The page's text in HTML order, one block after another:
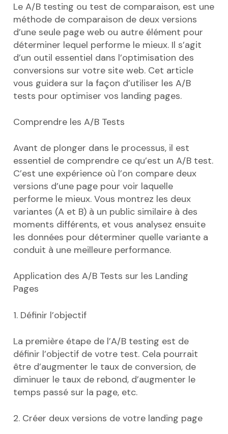
Le A/B testing ou test de comparaison, est une
méthode de comparaison de deux versions
d’une seule page web ou autre élément pour
déterminer lequel performe le mieux. Il s’agit
d’un outil essentiel dans l’optimisation des
conversions sur votre site web. Cet article
vous guidera sur la façon d’utiliser les A/B
tests pour optimiser vos landing pages.
Comprendre les A/B Tests
Avant de plonger dans le processus, il est
essentiel de comprendre ce qu’est un A/B test.
C’est une expérience où l’on compare deux
versions d’une page pour voir laquelle
performe le mieux. Vous montrez les deux
variantes (A et B) à un public similaire à des
moments différents, et vous analysez ensuite
les données pour déterminer quelle variante a
conduit à une meilleure performance.
Application des A/B Tests sur les Landing
Pages
1. Définir l’objectif
La première étape de l’A/B testing est de
définir l’objectif de votre test. Cela pourrait
être d’augmenter le taux de conversion, de
diminuer le taux de rebond, d’augmenter le
temps passé sur la page, etc.
2. Créer deux versions de votre landing page